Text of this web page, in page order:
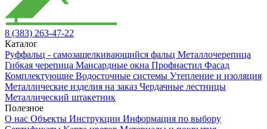
8 (383) 263-47-22
Каталог
Руффальц - самозащелкивающийся фальц Металлочерепица
Гибкая черепица Мансардные окна Профнастил Фасад
Комплектующие Водосточные системы Утепление и изоляция
Металлические изделия на заказ Чердачные лестницы
Металлический штакетник
Полезное
О нас Объекты Инструкции Информация по выбору